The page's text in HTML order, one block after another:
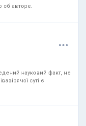
об авторе.
...
науковий факт, не
суті є